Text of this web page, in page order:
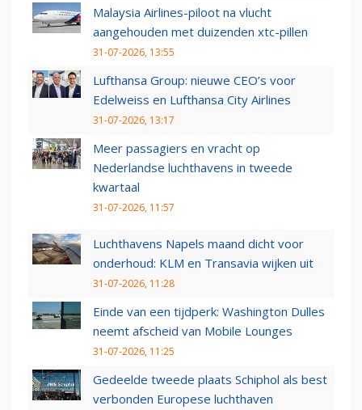
Malaysia Airlines-piloot na vlucht
aangehouden met duizenden xtc-pillen
31-07-2026, 13:55
Lufthansa Group: nieuwe CEO’s voor
Edelweiss en Lufthansa City Airlines
31-07-2026, 13:17
Meer passagiers en vracht op
Nederlandse luchthavens in tweede
kwartaal
31-07-2026, 11:57
Luchthavens Napels maand dicht voor
onderhoud: KLM en Transavia wijken uit
31-07-2026, 11:28
Einde van een tijdperk: Washington Dulles
neemt afscheid van Mobile Lounges
31-07-2026, 11:25
Gedeelde tweede plaats Schiphol als best
verbonden Europese luchthaven